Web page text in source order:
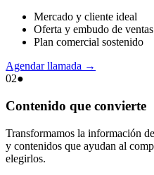
Mercado y cliente ideal
Oferta y embudo de ventas
Plan comercial sostenido
Agendar llamada →
02●
Contenido que convierte
Transformamos la información
y contenidos que ayudan al
elegirlos.